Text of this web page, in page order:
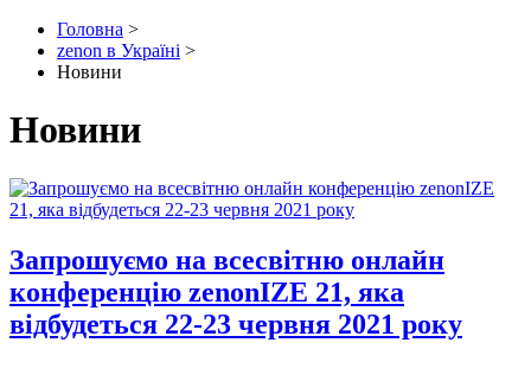
Головна >
zenon в Україні >
Новини
Новини
Запрошуємо на всесвітню онлайн
конференцію zenonIZE 21, яка
відбудеться 22-23 червня 2021 року